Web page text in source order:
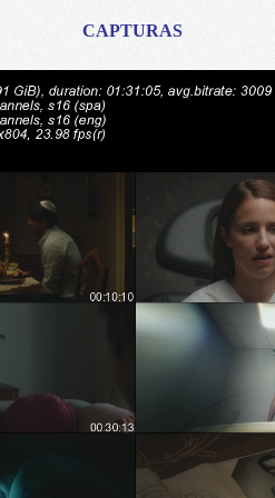
CAPTURAS